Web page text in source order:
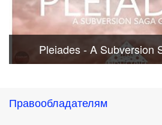
Pleiades - A Subversion
Правообладателям